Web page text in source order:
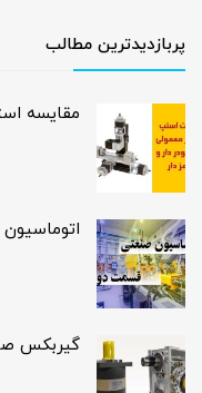
پربازدیدترین مطالب
مقایسه
گیربکس